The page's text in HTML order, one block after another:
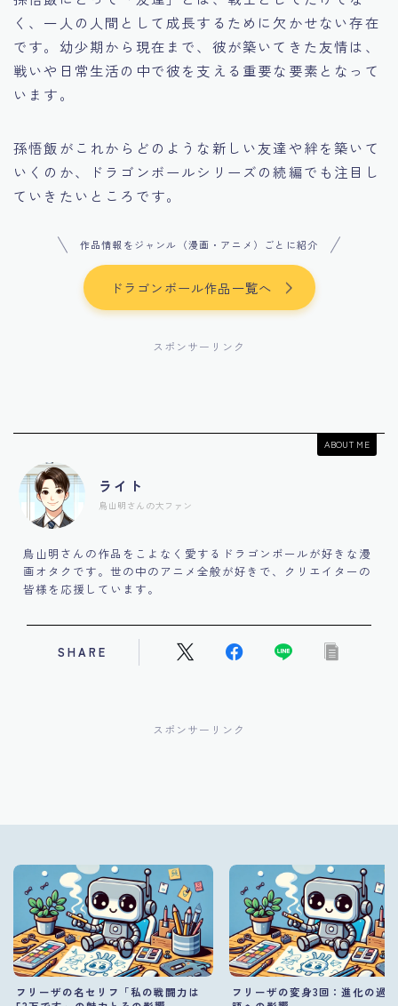
く、一人の人間として成長するために欠かせない存在
です。幼少期から現在まで、彼が築いてきた友情は、
戦いや日常生活の中で彼を支える重要な要素となって
います。
孫悟飯がこれからどのような新しい友達や絆を築いて
いくのか、ドラゴンボールシリーズの続編でも注目し
ていきたいところです。
作品情報をジャンル（漫画・アニメ）ごとに紹介
ドラゴンボール作品一覧へ
スポンサーリンク
ABOUT ME
ライト
鳥山明さんの大ファン
鳥山明さんの作品をこよなく愛するドラゴンボールが好きな漫
画オタクです。世の中のアニメ全般が好きで、クリエイターの
皆様を応援しています。
SHARE
スポンサーリンク
フリーザの名セリフ「私の戦闘力は
フリーザの変身3回：進化の過